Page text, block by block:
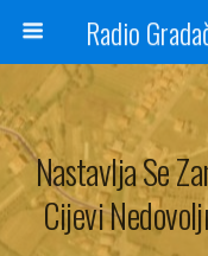
Nastavlja Se
Cijevi